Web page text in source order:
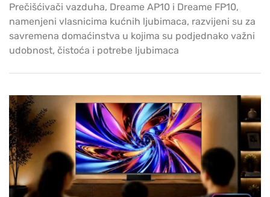
Prečišćivači vazduha, Dreame AP10 i Dreame FP10,
namenjeni vlasnicima kućnih ljubimaca, razvijeni su za
savremena domaćinstva u kojima su podjednako važni
udobnost, čistoća i potrebe ljubimaca